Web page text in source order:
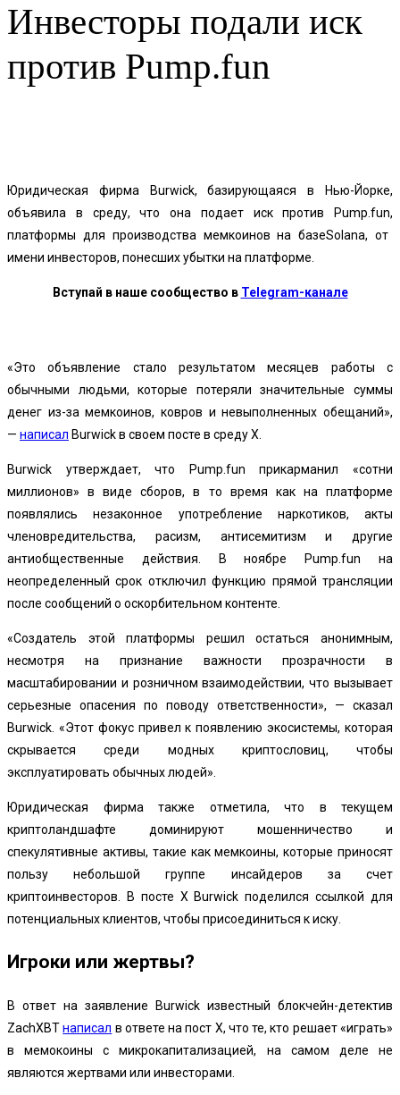
Инвесторы подали иск
против Pump.fun
Юридическая фирма Burwick, базирующаяся в Нью-Йорке,
объявила в среду, что она подает иск против
Pump.fun,
платформы для производства мемкоинов на базеSolana, от
имени инвесторов, понесших убытки на платформе.
Вступай в наше сообщество в Telegram-канале
«Это объявление стало результатом месяцев работы с
обычными людьми, которые потеряли значительные суммы
денег из-за мемкоинов, ковров и невыполненных обещаний»,
— написал Burwick в своем посте в среду X.
Burwick утверждает, что Pump.fun прикарманил «сотни
миллионов» в виде сборов, в то время как на платформе
появлялись незаконное употребление наркотиков, акты
членовредительства, расизм, антисемитизм и другие
антиобщественные действия. В ноябре Pump.fun на
неопределенный срок отключил функцию прямой трансляции
после сообщений о оскорбительном контенте.
«Создатель этой платформы решил остаться анонимным,
несмотря на признание важности прозрачности в
масштабировании и розничном взаимодействии, что вызывает
серьезные опасения по поводу ответственности», — сказал
Burwick. «Этот фокус привел к появлению экосистемы, которая
скрывается среди модных криптословиц, чтобы
эксплуатировать обычных людей».
Юридическая фирма также отметила, что в текущем
криптоландшафте доминируют мошенничество и
спекулятивные активы, такие как мемкоины, которые приносят
пользу небольшой группе инсайдеров за счет
криптоинвесторов. В посте X Burwick поделился ссылкой для
потенциальных клиентов, чтобы присоединиться к иску.
Игроки или жертвы?
В ответ на заявление Burwick известный блокчейн-детектив
ZachXBTнаписал в ответе на пост X, что те, кто решает «играть»
в мемокоины с микрокапитализацией, на самом деле не
являются жертвами или инвесторами.